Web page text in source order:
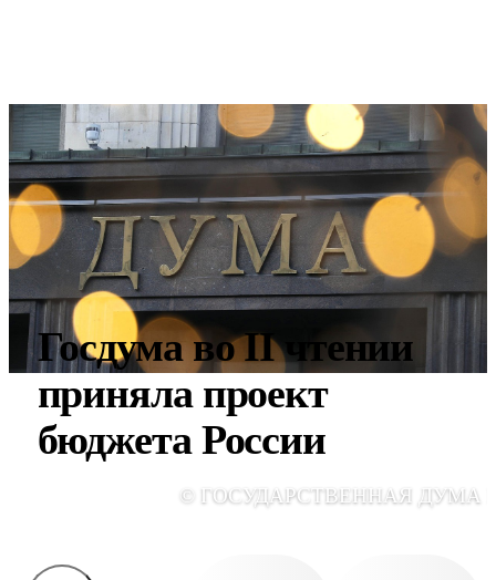
Госдума во II чтении
приняла проект
бюджета России
© ГОСУДАРСТВЕННАЯ ДУМА